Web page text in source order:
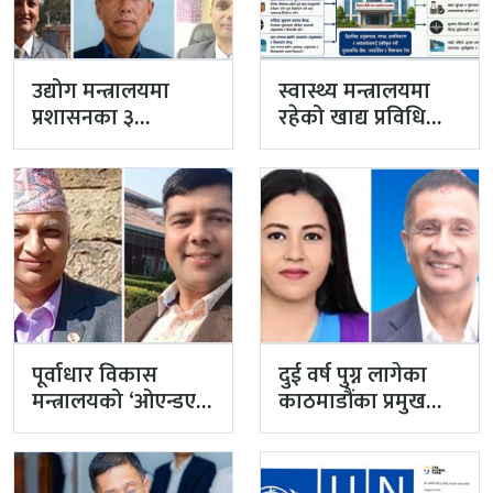
उद्योग मन्त्रालयमा
प्रशासनका ३
सहसचिव फाजिलमा
स्वास्थ्य मन्त्रालयमा
रहेको खाद्य प्रविधि
तथा गुण नियन्त्रण
विभाग विज्ञान…
पूर्वाधार विकास
मन्त्रालयको ‘ओएन्डएम’
नटुंगिदा प्रशासनका
सहसचिवको भएन
व्यवस्थापन
दुई वर्ष पुग्न लागेका
काठमाडौंका प्रमुख
प्रशासकीय अधिकृत
गुरागाईं अवकाशमा,…